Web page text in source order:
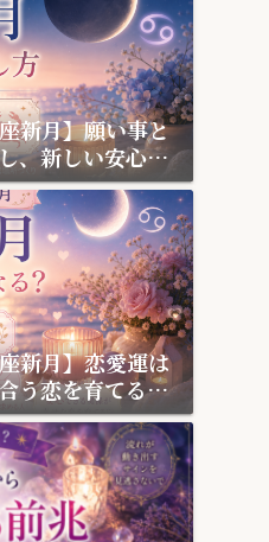
新月】願い事と
、新しい安心を
新月】恋愛運は
う恋を育てる新